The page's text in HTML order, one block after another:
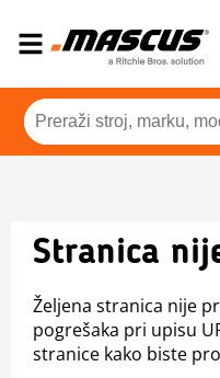
Stranica
Željena stranica nije
pogrešaka pri upisu
stranice kako biste